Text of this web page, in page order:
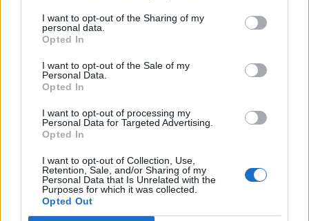
I want to opt-out of the Sharing of my
personal data.
Opted In
I want to opt-out of the Sale of my
Personal Data.
Opted In
I want to opt-out of processing my
Personal Data for Targeted Advertising.
Opted In
I want to opt-out of Collection, Use,
Retention, Sale, and/or Sharing of my
Personal Data that Is Unrelated with the
Purposes for which it was collected.
Opted Out
ΣΧΕΤΙΚA AΡΘΡΑ
30χρονη έπεσε στη θάλασσα από την γέφυρα της
ΕΛΛAΔΑ 23:43
Ρόδος: Έσπασε ο κάβος και τραυμάτισε ναυτικό